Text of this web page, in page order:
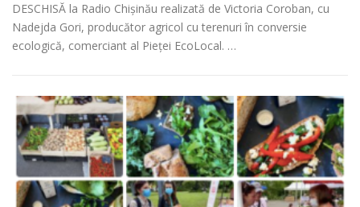
DESCHISĂ la Radio Chișinău realizată de Victoria Coroban, cu
Nadejda Gori, producător agricol cu terenuri în conversie
ecologică, comerciant al Pieței EcoLocal. …